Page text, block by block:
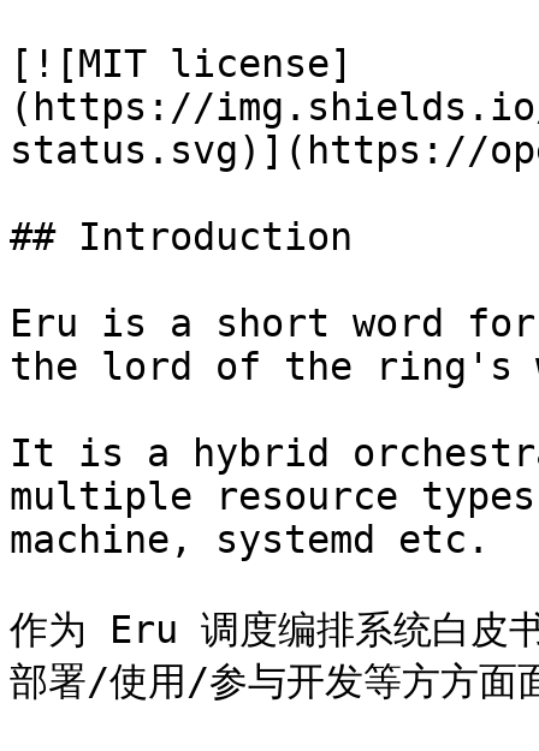
[![MIT license]
(https://
status.svg)](https://
## Introduction
Eru is a short word
the lord of the ring's
It is a hybrid
multiple resource
machine, systemd etc.
作为 Eru 调度编排系统白皮
部署/使用/参与开发等方方面